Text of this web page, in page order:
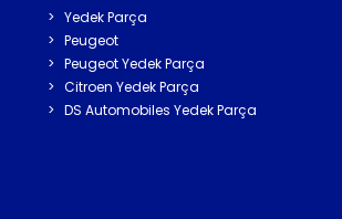
Yedek Parça
Peugeot
Peugeot Yedek Parça
Citroen Yedek Parça
DS Automobiles Yedek Parça